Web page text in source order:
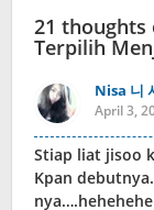
21 thoughts
Terpilih
Nisa 니
April 3,
Stiap liat jisoo
Kpan
nya….hehehehe